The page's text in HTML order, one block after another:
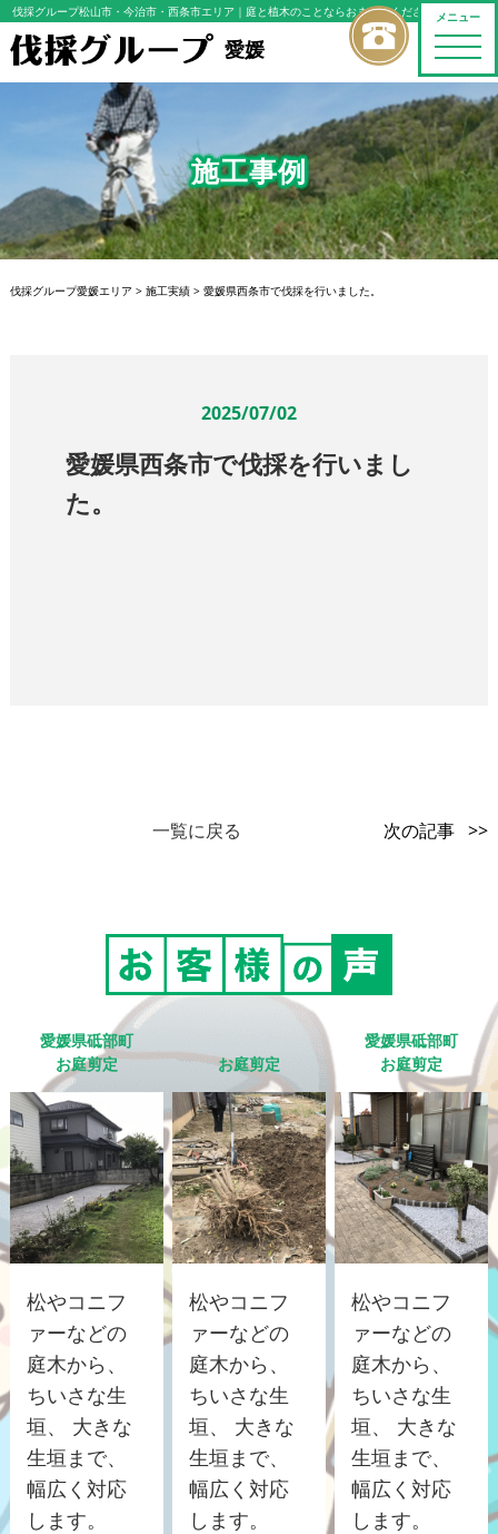
メニュー
toggle
伐採グループ松山市・今治市・西条市エリア ｜庭と植木のことならおまかせください
愛媛
施工事例
伐採グループ愛媛エリア > 施工実績> 愛媛県西条市で伐採を行いました。
2025/07/02
愛媛県西条市で伐採を行いまし
た。
一覧に戻る 次の記事 >>
愛媛県砥部町
お庭剪定
松やコニフ
ァーなどの
庭木から、
ちいさな生
垣、 大きな
生垣まで、
幅広く対応
します。
お庭剪定
松やコニフ
ァーなどの
庭木から、
ちいさな生
垣、 大きな
生垣まで、
幅広く対応
します。
愛媛県砥部町
お庭剪定
松やコニフ
ァーなどの
庭木から、
ちいさな生
垣、 大きな
生垣まで、
幅広く対応
します。